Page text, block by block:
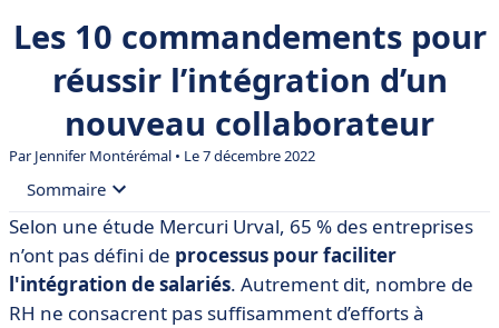
Les 10 commandements pour
réussir l’intégration d’un
nouveau collaborateur
ParJennifer Montérémal • Le 7 décembre 2022
Sommaire
• Les enjeux de l’intégration du nouveau collaborateur
• Commandement n° 1 : Soignez la fiche de poste
• Commandement n° 2 : Préparez le reste de l’équipe à
Selon une étude Mercuri Urval, 65 % des entreprises
n’ont pas défini de processus pour faciliter
l'intégration de salariés. Autrement dit, nombre de
RH ne consacrent pas suffisamment d’efforts à